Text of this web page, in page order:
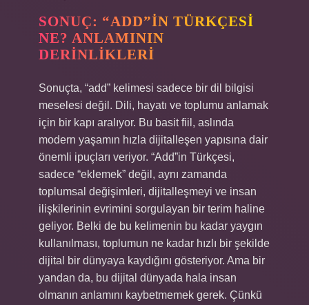
SONUÇ: “ADD”IN TÜRKÇESI
NE? ANLAMININ
DERINLIKLERI
Sonuçta, “add” kelimesi sadece bir dil bilgisi
meselesi değil. Dili, hayatı ve toplumu anlamak
için bir kapı aralıyor. Bu basit fiil, aslında
modern yaşamın hızla dijitalleşen yapısına dair
önemli ipuçları veriyor. “Add”in Türkçesi,
sadece “eklemek” değil, aynı zamanda
toplumsal değişimleri, dijitalleşmeyi ve insan
ilişkilerinin evrimini sorgulayan bir terim haline
geliyor. Belki de bu kelimenin bu kadar yaygın
kullanılması, toplumun ne kadar hızlı bir şekilde
dijital bir dünyaya kaydığını gösteriyor. Ama bir
yandan da, bu dijital dünyada hala insan
olmanın anlamını kaybetmemek gerek. Çünkü